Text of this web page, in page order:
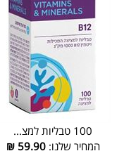
100 טבליות למצ...
המחיר שלנו:59.90
₪